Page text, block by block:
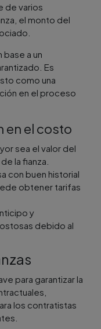
de varios
el monto del
base a un
Es
como una
en el proceso
en el costo
sea el valor del
la fianza.
con buen historial
obtener tarifas
y
debido al
para garantizar la
los contratistas